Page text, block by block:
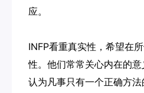
应。
INFP看重真实性，希望在
性。他们常常关心内在的
认为凡事只有一个正确方